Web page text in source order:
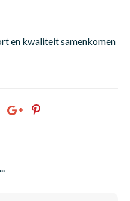
en kwaliteit samenkomen